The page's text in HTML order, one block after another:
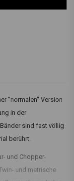
"normalen" Version
in der
sind fast völlig
berührt.
und Chopper-
und metrische